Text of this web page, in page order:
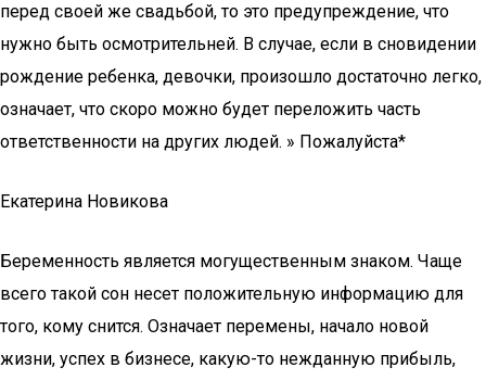
перед своей же свадьбой, то это предупреждение, что
нужно быть осмотрительней. В случае, если в сновидении
рождение ребенка, девочки, произошло достаточно легко,
означает, что скоро можно будет переложить часть
ответственности на других людей. » Пожалуйста*
Екатерина Новикова
Беременность является могущественным знаком. Чаще
всего такой сон несет положительную информацию для
того, кому снится. Означает перемены, начало новой
жизни, успех в бизнесе, какую-то нежданную прибыль,